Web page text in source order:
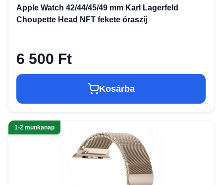
Apple Watch 42/44/45/49 mm Karl Lagerfeld
Choupette Head NFT fekete óraszíj
6 500 Ft
Kosárba
1-2 munkanap